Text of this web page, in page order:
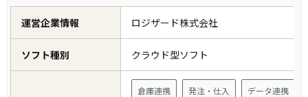
運営企業情報 ロジザード株式会社
ソフト種別 クラウド型ソフト
倉庫連携 発注・仕入 データ連携